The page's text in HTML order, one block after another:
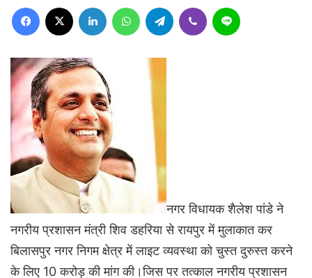
Facebook LinkedIn WhatsAppTelegram Viber
नगर विधायक शैलेश पांडे ने
नगरीय प्रशासन मंत्री शिव डहरिया से रायपुर में मुलाकात कर
बिलासपुर नगर निगम क्षेत्र में लाइट व्यवस्था को चुस्त दुरुस्त करने
के लिए 10 करोड़ की मांग की।जिस पर तत्काल नगरीय प्रशासन